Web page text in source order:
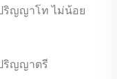
ริญญาโท ไม่น้อย
ริญญาตรี